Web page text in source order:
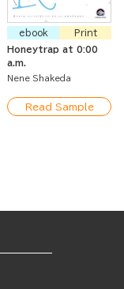
ebook
Print
Honeytrap at 0:00
a.m.
Nene Shakeda
Read Sample